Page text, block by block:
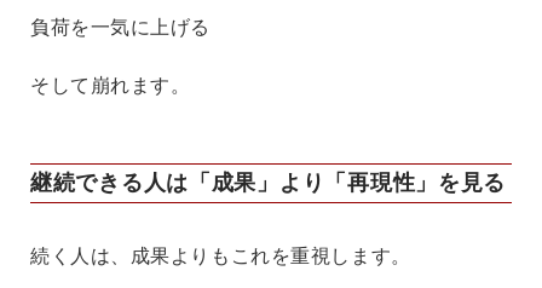
負荷を一気に上げる
そして崩れます。
継続できる人は「成果」より「再現性」を見る
続く人は、成果よりもこれを重視します。